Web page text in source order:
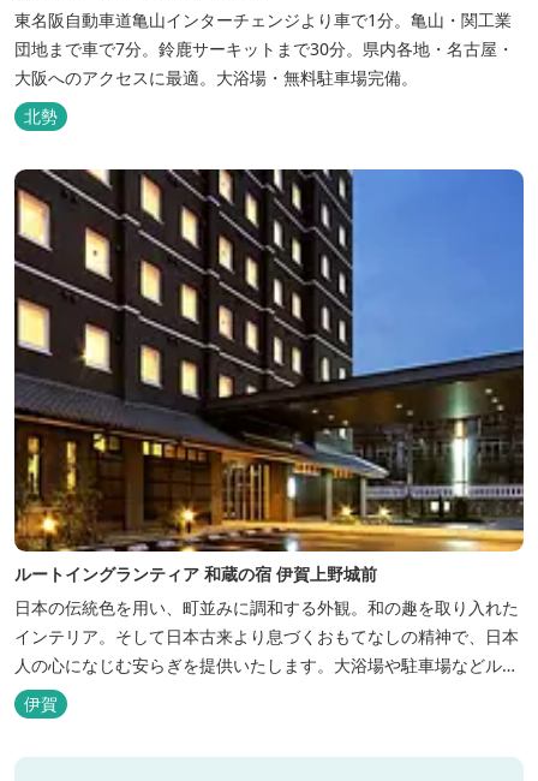
東名阪自動車道亀山インターチェンジより車で1分。亀山・関工業
団地まで車で7分。鈴鹿サーキットまで30分。県内各地・名古屋・
大阪へのアクセスに最適。大浴場・無料駐車場完備。
北勢
ルートイングランティア 和蔵の宿 伊賀上野城前
日本の伝統色を用い、町並みに調和する外観。和の趣を取り入れた
インテリア。そして日本古来より息づくおもてなしの精神で、日本
人の心になじむ安らぎを提供いたします。大浴場や駐車場などルー
トインホテルズの機能性や利便性はそのままに、穏やかな和のニュ
アンスを湛えた空間は、ビジネスにも観光にも、幅広くお役立てい
ただけるホテルです。
伊賀